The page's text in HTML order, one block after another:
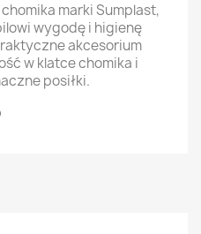
marki Sumplast,
wygodę i higienę
akcesorium
w klatce chomika i
posiłki.